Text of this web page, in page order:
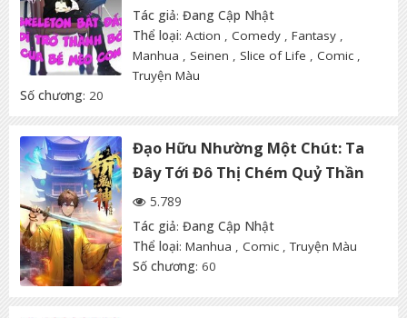
Tác giả: Đang Cập Nhật
Thể loại: Action , Comedy , Fantasy ,
Manhua , Seinen , Slice of Life , Comic ,
Truyện Màu
Số chương: 20
Đạo Hữu Nhường Một Chút: Ta
Đây Tới Đô Thị Chém Quỷ Thần
5.789
Tác giả: Đang Cập Nhật
Thể loại: Manhua , Comic ,Truyện Màu
Số chương: 60